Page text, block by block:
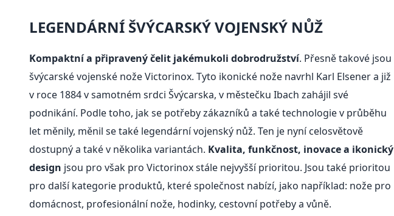
LEGENDÁRNÍ ŠVÝCARSKÝ VOJENSKÝ NŮŽ
Kompaktní a připravený čelit jakémukoli dobrodružství. Přesně takové jsou
švýcarské vojenské nože Victorinox. Tyto ikonické nože navrhl Karl Elsener a již
v roce 1884 v samotném srdci Švýcarska, v městečku Ibach zahájil své
podnikání. Podle toho, jak se potřeby zákazníků a také technologie v průběhu
let měnily, měnil se také legendární vojenský nůž. Ten je nyní celosvětově
dostupný a také v několika variantách. Kvalita, funkčnost, inovace a ikonický
design jsou pro však pro Victorinox stále nejvyšší prioritou. Jsou také prioritou
pro další kategorie produktů, které společnost nabízí, jako například: nože pro
domácnost, profesionální nože, hodinky, cestovní potřeby a vůně.